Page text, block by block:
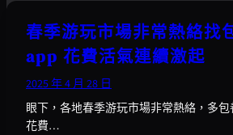
春季游玩市場非常熱絡找
app 花費活氣連續激起
2025 年 4 月 28 日
眼下，各地春季游玩市場非常熱絡，多包
花費…